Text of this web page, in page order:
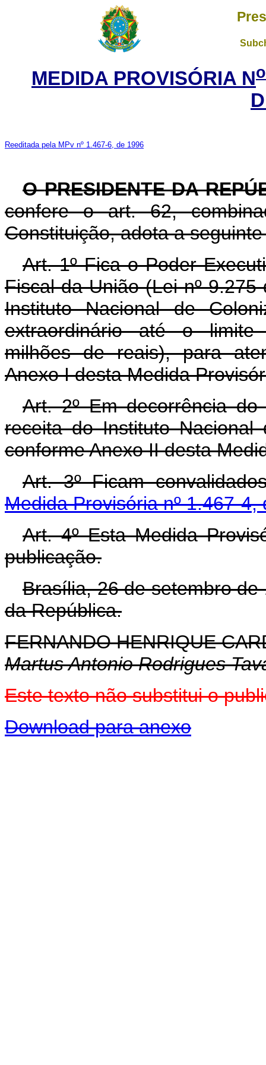
MEDIDA PROVISÓRIA No
Reeditada pela MPv nº 1.467-6, de 1996
O PRESIDENTE DA
confere o art. 62,
Constituição, adota a
Art. 1º Fica o Poder
Fiscal da União (Lei nº
Instituto Nacional de
extraordinário até o limite
milhões de reais), para
Anexo I desta Medida
Art. 2º Em decorrência
receita do Instituto Nacional
conforme Anexo II desta
Art. 3º Ficam
Medida Provisória nº 1.467-
Art. 4º Esta Medida
publicação.
Brasília, 26 de setembro de
da República.
FERNANDO HENRIQUE
Martus Antonio Rodrigues
Este texto não substitui o
Download para anexo